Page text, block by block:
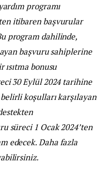
programı
itibaren başvurular
program dahilinde,
başvuru sahiplerine
ısıtma bonusu
30 Eylül 2024 tarihine
koşulları karşılayan
süreci 1 Ocak 2024’ten
edecek.Daha fazla